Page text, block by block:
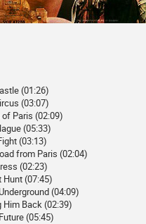
(01:26)
(03:07)
Paris (02:09)
(05:33)
(03:13)
from Paris (02:04)
(02:23)
Hunt (07:45)
(04:09)
Him Back (02:39)
(05:45)